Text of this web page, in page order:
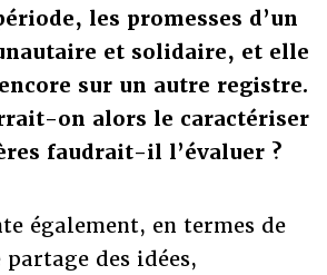
les promesses d’un
et solidaire, et elle
sur un autre registre.
on alors le caractériser
faudrait-il l’évaluer ?
également, en termes de
des idées,